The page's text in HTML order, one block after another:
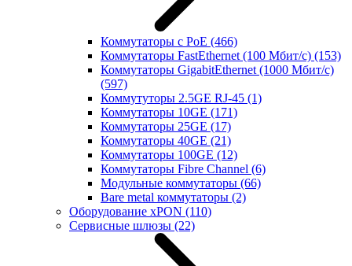
Коммутаторы с PoE (466)
Коммутаторы FastEthernet (100 Мбит/с) (153)
Коммутаторы GigabitEthernet (1000 Мбит/с)
(597)
Коммутуторы 2.5GE RJ-45 (1)
Коммутаторы 10GE (171)
Коммутаторы 25GE (17)
Коммутаторы 40GE (21)
Коммутаторы 100GE (12)
Коммутаторы Fibre Channel (6)
Модульные коммутаторы (66)
Bare metal коммутаторы (2)
Оборудование xPON (110)
Сервисные шлюзы (22)